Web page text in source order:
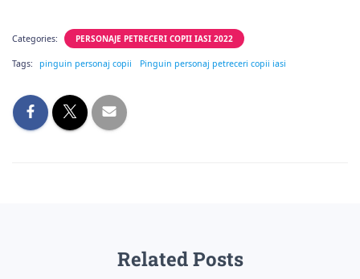
Categories: PERSONAJE PETRECERI COPII IASI 2022
Tags: pinguin personaj copii Pinguin personaj petreceri copii iasi
Related Posts